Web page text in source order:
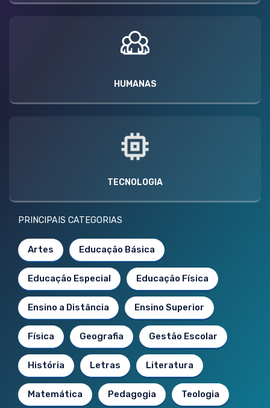
HUMANAS
TECNOLOGIA
PRINCIPAIS CATEGORIAS
Artes Educação Básica
Educação Especial Educação Física
Ensino a Distância Ensino Superior
Física Geografia Gestão Escolar
História Letras Literatura
Matemática Pedagogia Teologia